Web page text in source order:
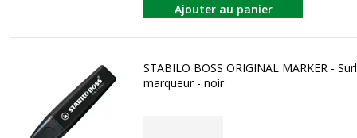
Ajouter au panier
STABILO BOSS ORIGINAL MARKER -
marqueur - noir